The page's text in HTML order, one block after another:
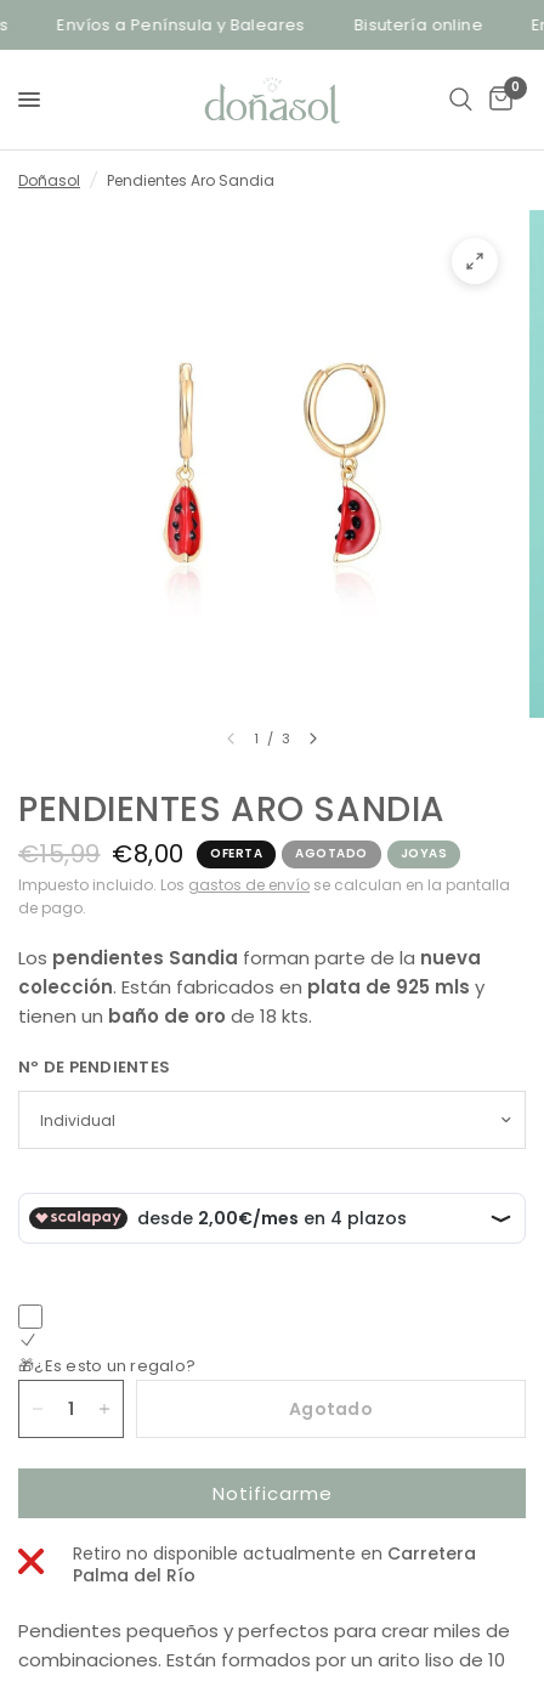
Envíos a Península y Baleares Bisutería online
0
Doñasol / Pendientes Aro Sandia
1 / 3
PENDIENTES ARO SANDIA
€15,99 €8,00 OFERTA AGOTADO JOYAS
Impuesto incluido. Los gastos de envío se calculan en la pantalla
de pago.
Los pendientes Sandia forman parte de la nueva
colección. Están fabricados en plata de 925 mlsy
tienen un baño de oro de 18 kts.
Nº DE PENDIENTES
🎁¿Es esto un regalo?
Agotado
Notificarme
Retiro no disponible actualmente en Carretera
Palma del Río
Pendientes pequeños y perfectos para crear miles de
combinaciones. Están formados por un arito liso de 10